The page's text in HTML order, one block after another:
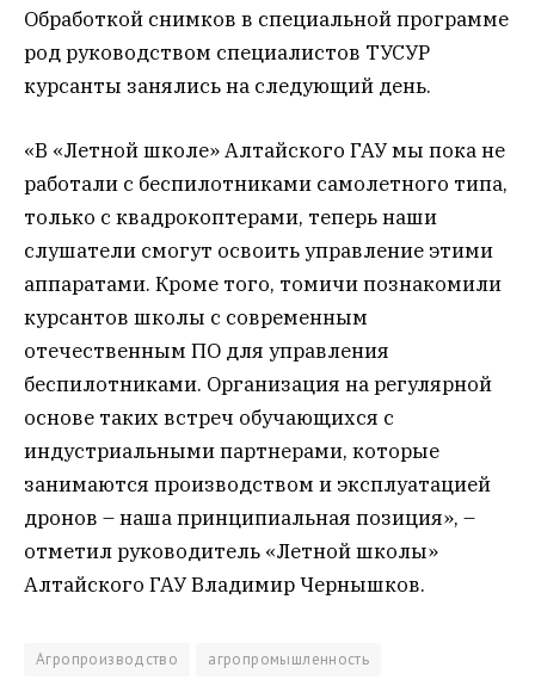
Обработкой снимков в специальной программе
род руководством специалистов ТУСУР
курсанты занялись на следующий день.
«В «Летной школе» Алтайского ГАУ мы пока не
работали с беспилотниками самолетного типа,
только с квадрокоптерами, теперь наши
слушатели смогут освоить управление этими
аппаратами. Кроме того, томичи познакомили
курсантов школы с современным
отечественным ПО для управления
беспилотниками. Организация на регулярной
основе таких встреч обучающихся с
индустриальными партнерами, которые
занимаются производством и эксплуатацией
дронов – наша принципиальная позиция», –
отметил руководитель «Летной школы»
Алтайского ГАУ Владимир Чернышков.
Агропроизводство агропромышленность